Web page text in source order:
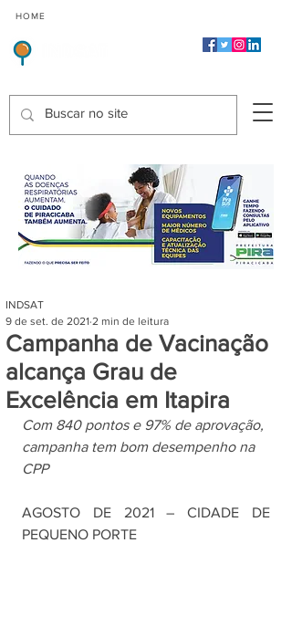
HOME
Campanha de Vacinação
alcança Grau de
Excelência em Itapira
INDSAT
9 de set. de 2021 2 min de leitura
Com 840 pontos e 97% de aprovação,
campanha tem bom desempenho na
CPP
AGOSTO DE 2021 – CIDADE DE
PEQUENO PORTE